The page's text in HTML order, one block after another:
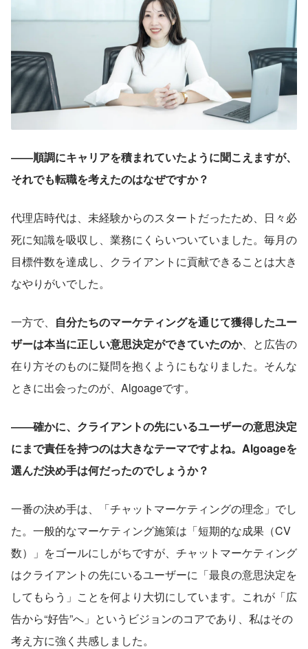
――順調にキャリアを積まれていたように聞こえますが、
それでも転職を考えたのはなぜですか？
代理店時代は、未経験からのスタートだったため、日々必
死に知識を吸収し、業務にくらいついていました。毎月の
目標件数を達成し、クライアントに貢献できることは大き
なやりがいでした。
一方で、 自分たちのマーケティングを通じて獲得したユー
ザーは本当に正しい意思決定ができていたのか、と広告の
在り方そのものに疑問を抱くようにもなりました。そんな
ときに出会ったのが、Algoageです。
――確かに、クライアントの先にいるユーザーの意思決定
にまで責任を持つのは大きなテーマですよね。Algoageを
選んだ決め手は何だったのでしょうか？
一番の決め手は、「チャットマーケティングの理念」でし
た。一般的なマーケティング施策は「短期的な成果（CV
数）」をゴールにしがちですが、チャットマーケティング
はクライアントの先にいるユーザーに「最良の意思決定を
してもらう」ことを何より大切にしています。これが「広
告から“好告”へ」というビジョンのコアであり、私はその
考え方に強く共感しました。